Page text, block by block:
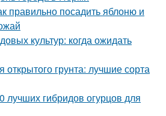
правильно посадить яблоню и
культур: когда ожидать
открытого грунта: лучшие сорта
лучших гибридов огурцов для